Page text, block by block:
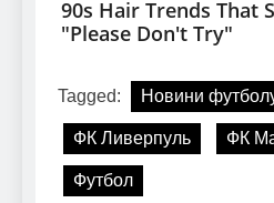
Tagged: Новини
ФК Ливерпуль ФК
Футбол